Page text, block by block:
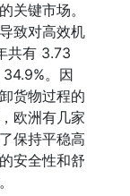
关键市场。
致对高效机
共有 3.73
。因
货物过程的
欧洲有几家
保持平稳高
安全性和舒